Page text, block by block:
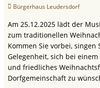
Bürgerhaus Leudersdorf
Am 25.12.2025 lädt der Musikverein Leudersdorf ab 18 Uhr
zum traditionellen
Kommen Sie vorbei,
Gelegenheit, sich bei
und friedliches
Dorfgemeinschaft zu